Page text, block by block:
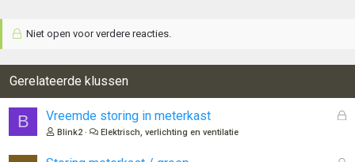
Niet open voor verdere reacties.
Gerelateerde klussen
B
G
Vreemde storing in meterkast
Blink2 Elektrisch, verlichting en ventilatie